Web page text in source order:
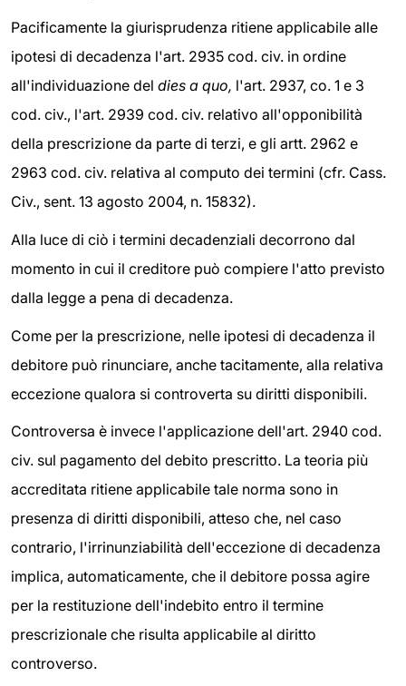
Pacificamente la giurisprudenza ritiene applicabile alle
ipotesi di decadenza l'art. 2935 cod. civ. in ordine
all'individuazione del dies a quo, l'art. 2937, co. 1 e 3
cod. civ., l'art. 2939 cod. civ. relativo all'opponibilità
della prescrizione da parte di terzi, e gli artt. 2962 e
2963 cod. civ. relativa al computo dei termini (cfr. Cass.
Civ., sent. 13 agosto 2004, n. 15832).
Alla luce di ciò i termini decadenziali decorrono dal
momento in cui il creditore può compiere l'atto previsto
dalla legge a pena di decadenza.
Come per la prescrizione, nelle ipotesi di decadenza il
debitore può rinunciare, anche tacitamente, alla relativa
eccezione qualora si controverta su diritti disponibili.
Controversa è invece l'applicazione dell'art. 2940 cod.
civ. sul pagamento del debito prescritto. La teoria più
accreditata ritiene applicabile tale norma sono in
presenza di diritti disponibili, atteso che, nel caso
contrario, l'irrinunziabilità dell'eccezione di decadenza
implica, automaticamente, che il debitore possa agire
per la restituzione dell'indebito entro il termine
prescrizionale che risulta applicabile al diritto
controverso.